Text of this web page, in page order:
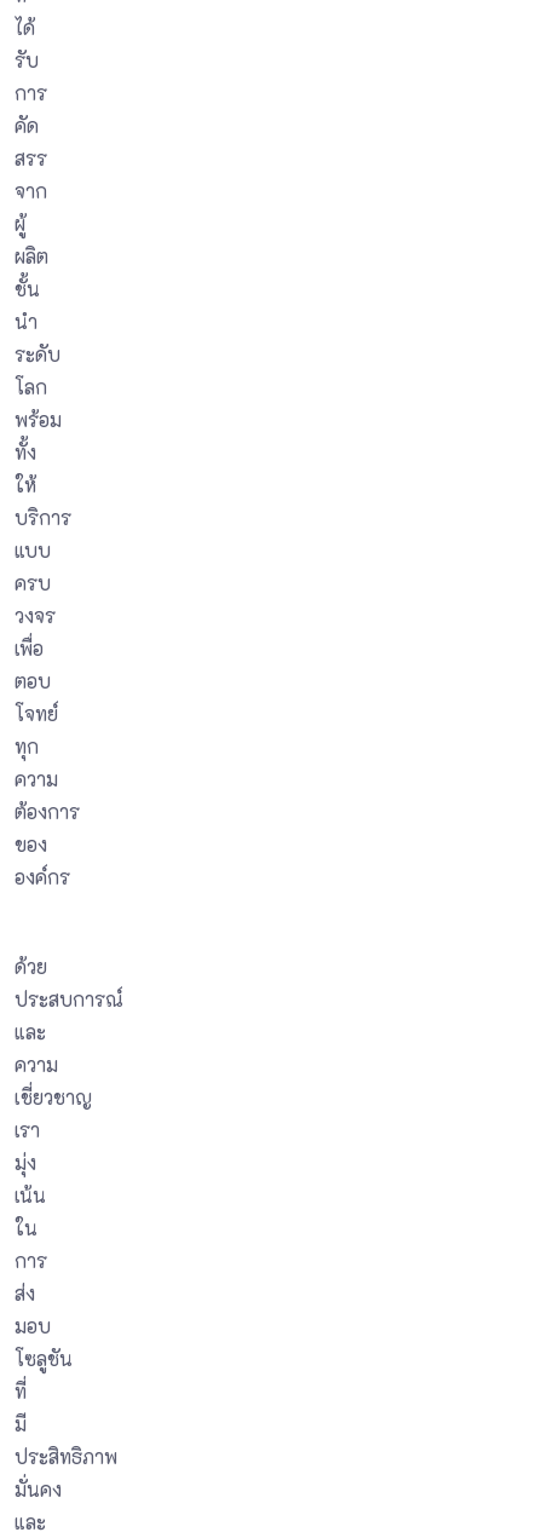
ได้
รับ
การ
คัด
สรร
จาก
ผู้
ผลิต
ชั้น
นำ
ระดับ
โลก
พร้อม
ทั้ง
ให้
บริการ
แบบ
ครบ
วงจร
เพื่อ
ตอบ
โจทย์
ทุก
ความ
ต้องการ
ของ
องค์กร
ด้วย
ประสบการณ์
และ
ความ
เชี่ยวชาญ
เรา
มุ่ง
เน้น
ใน
การ
ส่ง
มอบ
โซลูชัน
ที่
มี
ประสิทธิภาพ
มั่นคง
และ